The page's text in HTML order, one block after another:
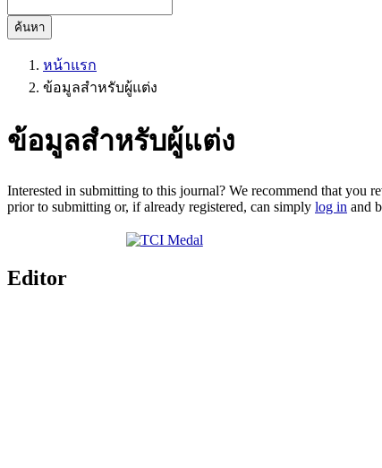
ค้นหา
หน้าแรก
ข้อมูลสำหรับผู้แต่ง
ข้อมูลสำหรับผู้แต่ง
Interested in submitting to this journal? We recommend that you
prior to submitting or, if already registered, can simply log in and
Editor